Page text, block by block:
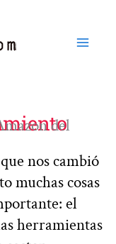
del
nos cambió
muchas cosas
el
herramientas